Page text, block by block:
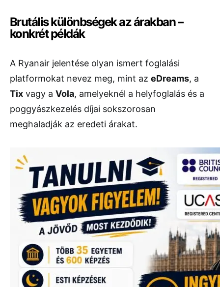
Brutális különbségek az árakban –
konkrét példák
A Ryanair jelentése olyan ismert foglalási
platformokat nevez meg, mint az eDreams, a
Tix vagy a Vola, amelyeknél a helyfoglalás és a
poggyászkezelés díjai sokszorosan
meghaladják az eredeti árakat.